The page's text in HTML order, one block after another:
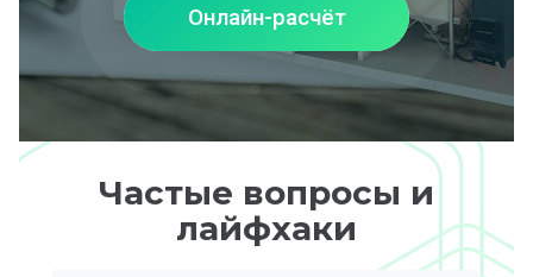
Онлайн-расчёт
Частые вопросы и
лайфхаки